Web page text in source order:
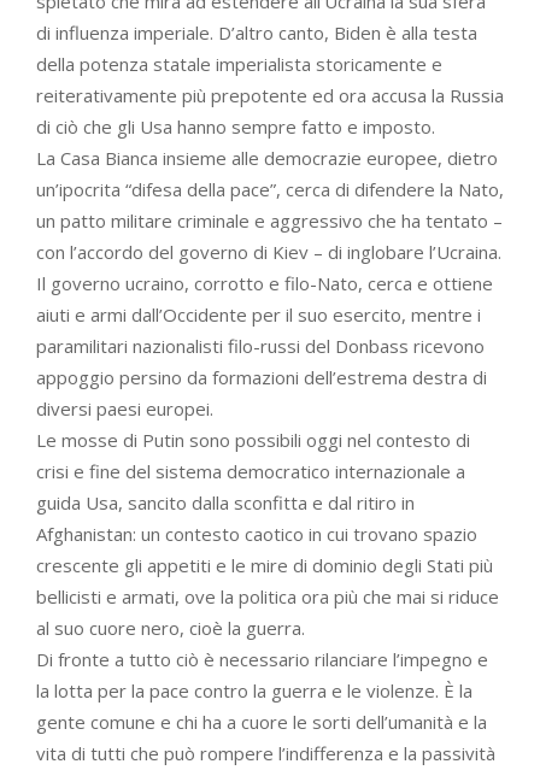
di influenza imperiale. D’altro canto, Biden è alla testa
della potenza statale imperialista storicamente e
reiterativamente più prepotente ed ora accusa la Russia
di ciò che gli Usa hanno sempre fatto e imposto.
La Casa Bianca insieme alle democrazie europee, dietro
un’ipocrita “difesa della pace”, cerca di difendere la Nato,
un patto militare criminale e aggressivo che ha tentato –
con l’accordo del governo di Kiev – di inglobare l’Ucraina.
Il governo ucraino, corrotto e filo-Nato, cerca e ottiene
aiuti e armi dall’Occidente per il suo esercito, mentre i
paramilitari nazionalisti filo-russi del Donbass ricevono
appoggio persino da formazioni dell’estrema destra di
diversi paesi europei.
Le mosse di Putin sono possibili oggi nel contesto di
crisi e fine del sistema democratico internazionale a
guida Usa, sancito dalla sconfitta e dal ritiro in
Afghanistan: un contesto caotico in cui trovano spazio
crescente gli appetiti e le mire di dominio degli Stati più
bellicisti e armati, ove la politica ora più che mai si riduce
al suo cuore nero, cioè la guerra.
Di fronte a tutto ciò è necessario rilanciare l’impegno e
la lotta per la pace contro la guerra e le violenze. È la
gente comune e chi ha a cuore le sorti dell’umanità e la
vita di tutti che può rompere l’indifferenza e la passività